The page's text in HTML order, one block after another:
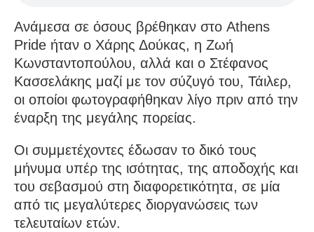
Ανάμεσα σε όσους βρέθηκαν στο Athens
Pride ήταν ο Χάρης Δούκας, η Ζωή
Κωνσταντοπούλου, αλλά και ο Στέφανος
Κασσελάκης μαζί με τον σύζυγό του, Τάιλερ,
οι οποίοι φωτογραφήθηκαν λίγο πριν από την
έναρξη της μεγάλης πορείας.
Οι συμμετέχοντες έδωσαν το δικό τους
μήνυμα υπέρ της ισότητας, της αποδοχής και
του σεβασμού στη διαφορετικότητα, σε μία
από τις μεγαλύτερες διοργανώσεις των
τελευταίων ετών.